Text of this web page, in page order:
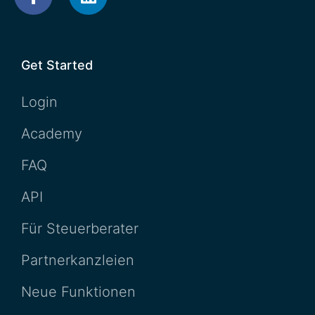
Get Started
Login
Academy
FAQ
API
Für Steuerberater
Partnerkanzleien
Neue Funktionen